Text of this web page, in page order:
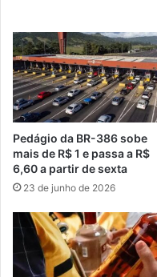
Pedágio da BR-386 sobe
mais de R$ 1 e passa a R$
6,60 a partir de sexta
23 de junho de 2026